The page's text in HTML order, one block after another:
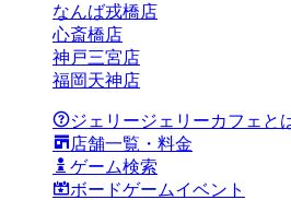
なんば戎橋店
心斎橋店
神戸三宮店
福岡天神店
ジェリージェリーカフェと
店舗一覧・料金
ゲーム検索
ボードゲームイベント